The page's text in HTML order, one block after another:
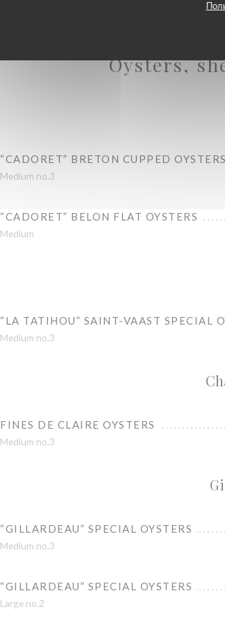
Oysters,
“CADORET” BRETON CUPPED OYSTERS
Medium no.3
“CADORET” BELON FLAT OYSTERS
Medium
“LA TATIHOU” SAINT-VAAST SPECIAL
Medium no.3
FINES DE CLAIRE OYSTERS
Medium no.3
“GILLARDEAU” SPECIAL OYSTERS
Medium no.3
“GILLARDEAU” SPECIAL OYSTERS
Large no.2